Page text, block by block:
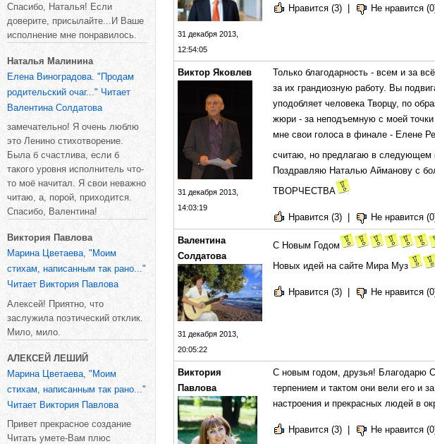
Спасибо, Наталья! Если
доверите, присылайте...И Ваше
исполнение мне понравилось.
Наталья Малинина
Елена Виноградова. "Продам
родительский очаг..." Читает
Валентина Солдатова
замечательно! Я очень люблю
это Ленино стихотворение.
Была б счастлива, если б
такого уровня исполнитель что-
то моё начитал. Я свои неважно
читаю, а, порой, приходится.
Спасибо, Валентина!
Виктория Павлова
Марина Цветаева, "Моим
стихам, написанным так рано..."
Читает Виктория Павлова
Алексей! Приятно, что
заслужила поэтический отклик.
Мило, мило.
АЛЕКСЕЙ ЛЕШИЙ
Марина Цветаева, "Моим
стихам, написанным так рано..."
Читает Виктория Павлова
Привет прекрасное создание
Читать умете-Вам плюс
31 декабря 2013,
12:54:05
Нравится (3) | Не нравится
Виктор Яковлев
31 декабря 2013,
14:03:19
Только благодарность - всем и за
за их грандиозную работу. Вы
уподобляет человека Творцу, по
жюри - за неподъемную с моей точки
мне свои голоса в финале - Елене
считаю, но предлагаю в следующем
Поздравляю Наталью Айманову с
ТВОРЧЕСТВА
Нравится (3) Не нравится
Валентина
Солдатова
31 декабря 2013,
20:05:22
С Новым Годом
Новых идей на сайте Мира Муз
Нравится (3) Не нравится
Виктория
Павлова
С новым годом, друзья! Благодарю
терпением и тактом они вели его и
настроения и прекрасных людей в
Нравится (3) | Не нравится